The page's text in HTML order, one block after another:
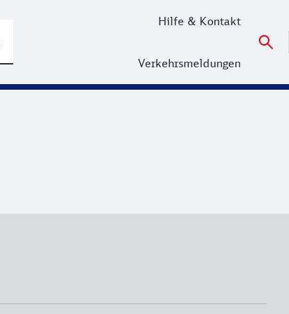
Hilfe & Kontakt
Verkehrsmeldungen